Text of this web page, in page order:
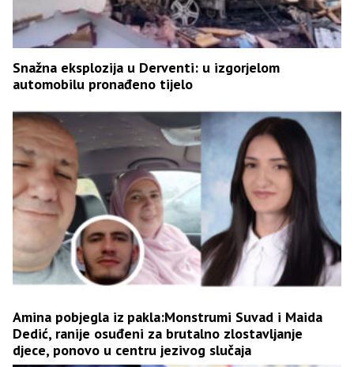
Snažna eksplozija u Derventi: u izgorjelom
automobilu pronađeno tijelo
Amina pobjegla iz pakla:Monstrumi Suvad i Maida
Dedić, ranije osuđeni za brutalno zlostavljanje
djece, ponovo u centru jezivog slučaja